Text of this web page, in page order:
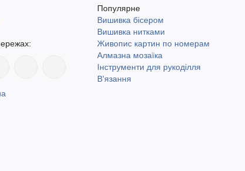
Популярне
Вишивка бісером
Вишивка нитками
Живопис картин по номерам
Алмазна мозаїка
Інструменти для рукоділля
В'язання